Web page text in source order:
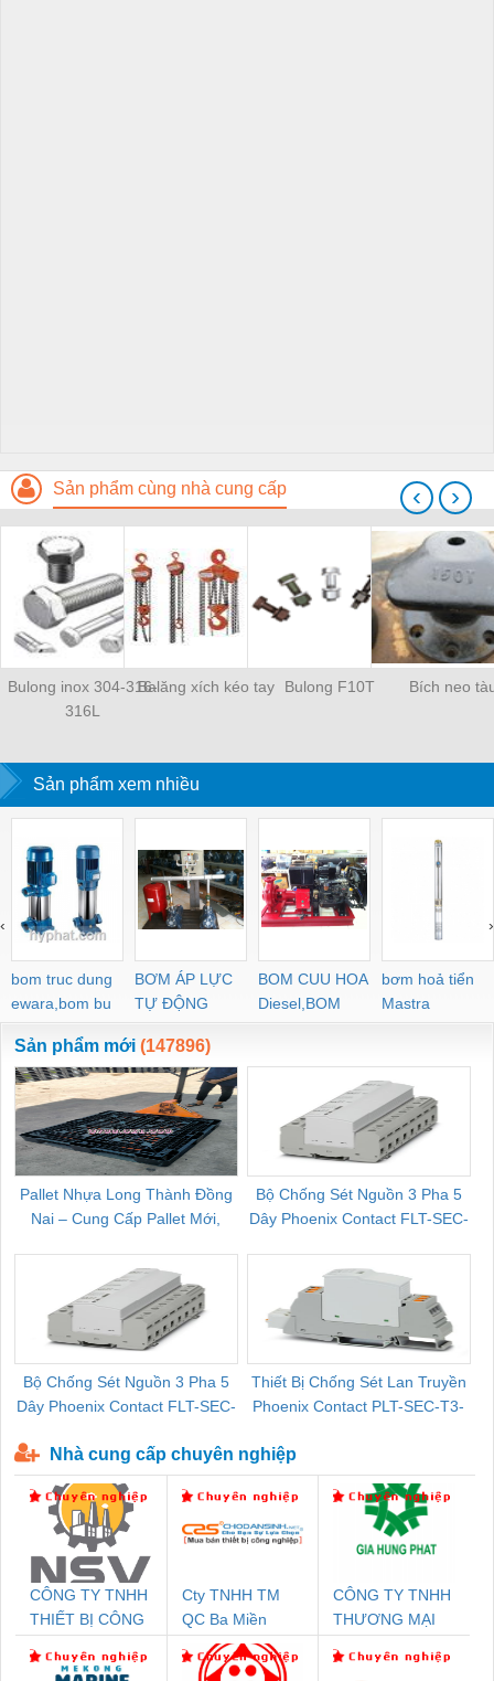
Sản phẩm cùng nhà cung cấp
Bulong inox 304-316-
316L
Balăng xích kéo tay Bulong F10T Bích neo
‹ ›
Sản phẩm xem nhiều
bom truc dung
ewara,bom bu
ewara
BƠM ÁP LỰC
TỰ ĐỘNG
BOM CUU HOA
Diesel,BOM
CHUA CHAY
bơm hoả tiển
Mastra
‹ ›
Sản phẩm mới (147896)
Pallet Nhựa Long Thành Đồng
Nai – Cung Cấp Pallet Mới,
Bộ Chống Sét Nguồn 3 Pha 5
Dây Phoenix Contact FLT-SEC-
Bộ Chống Sét Nguồn 3 Pha 5
Dây Phoenix Contact FLT-SEC-
Thiết Bị Chống Sét Lan Truyền
Phoenix Contact PLT-SEC-T3-
Nhà cung cấp chuyên nghiệp
CÔNG TY TNHH
THIẾT BỊ CÔNG
SETSUBI VIỆT
Cty TNHH TM
QC Ba Miền
CÔNG TY TNHH
THƯƠNG MẠI
THUẬT ĐIỆN CƠ